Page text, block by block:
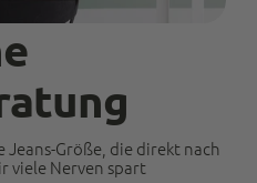
Größe, die direkt nach
viele Nerven spart
Facebook
Gladbach, Deutschland,